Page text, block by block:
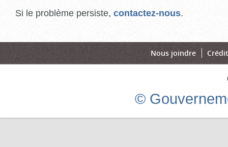
Si le problème persiste, contactez-nous.
Nous joindre
©